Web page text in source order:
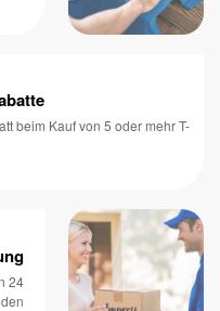
beim Kauf von 5 oder mehr T-
24